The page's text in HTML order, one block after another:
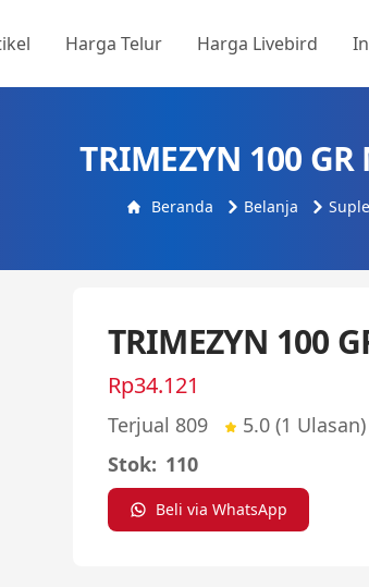
Harga Telur Harga Livebird
TRIMEZYN 100
Beranda Belanja
TRIMEZYN 100
Rp34.121
Terjual 809 5.0 (1 Ulasan)
Stok: 110
Beli via WhatsApp